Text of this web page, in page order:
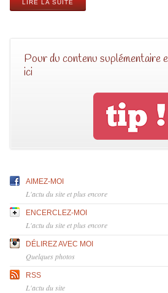
LIRE LA SUITE
Pour du contenu suplémentaire
ici
AIMEZ-MOI
L'actu du site et plus encore
ENCERCLEZ-MOI
L'actu du site et plus encore
DÉLIREZ AVEC MOI
Quelques photos
RSS
L'actu du site